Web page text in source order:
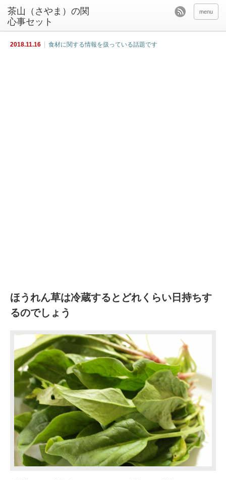
茶山（さやま）の関
心事セット
menu
2018.11.16 食材に関する情報を扱っている話題です
ほうれん草は冷蔵するとどれくらい日持ちす
るのでしょう